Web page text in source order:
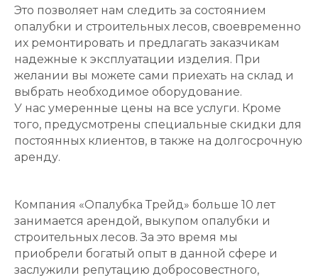
Это позволяет нам следить за состоянием
опалубки и строительных лесов, своевременно
их ремонтировать и предлагать заказчикам
надежные к эксплуатации изделия. При
желании вы можете сами приехать на склад и
выбрать необходимое оборудование.
У нас умеренные цены на все услуги. Кроме
того, предусмотрены специальные скидки для
постоянных клиентов, в также на долгосрочную
аренду.
Компания «Опалубка Трейд» больше 10 лет
занимается арендой, выкупом опалубки и
строительных лесов. За это время мы
приобрели богатый опыт в данной сфере и
заслужили репутацию добросовестного,